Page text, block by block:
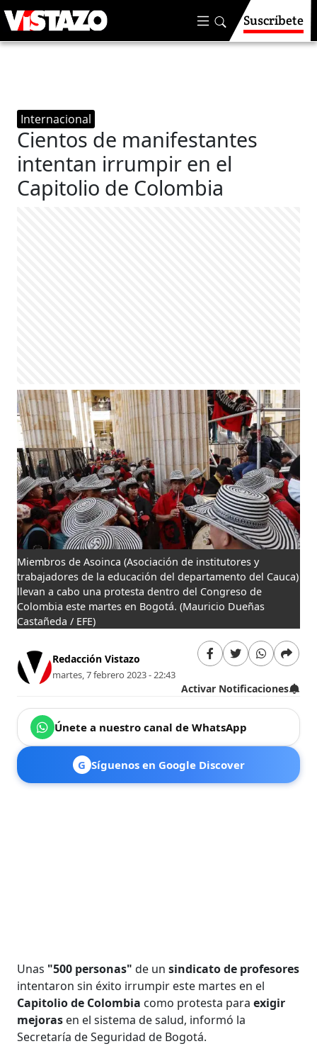
Suscríbete
Internacional
Cientos de manifestantes
intentan irrumpir en el
Capitolio de Colombia
Miembros de Asoinca (Asociación de institutores y
trabajadores de la educación del departamento del Cauca)
llevan a cabo una protesta dentro del Congreso de
Colombia este martes en Bogotá. (Mauricio Dueñas
Castañeda / EFE)
Redacción Vistazo
martes, 7 febrero 2023 - 22:43
Activar Notificaciones
Únete a nuestro canal de WhatsApp
G Síguenos en Google Discover
Unas "500 personas"de unsindicato de profesores
intentaron sin éxito irrumpir este martes en el
Capitolio de Colombia como protesta para exigir
mejoras en el sistema de salud, informó la
Secretaría de Seguridad de Bogotá.